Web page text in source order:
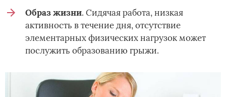
Образ жизни. Сидячая работа, низкая
активность в течение дня, отсутствие
элементарных физических нагрузок может
послужить образованию грыжи.